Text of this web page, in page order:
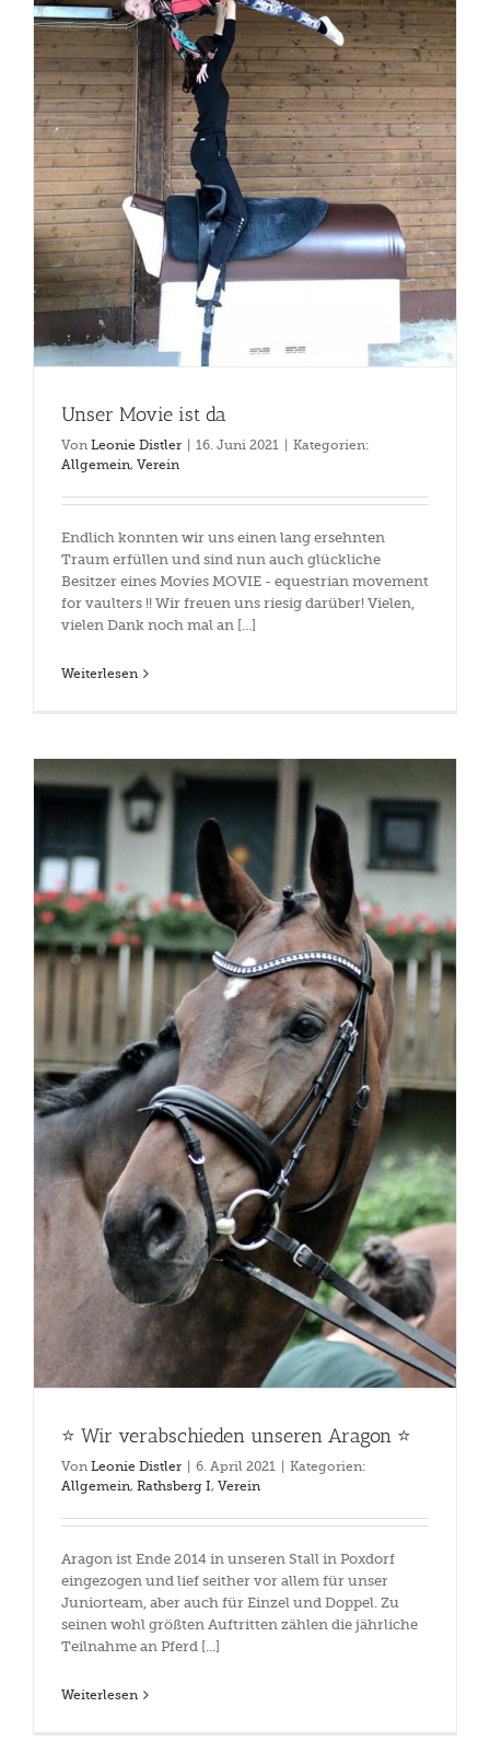
Unser Movie ist da
Von Leonie Distler | 16. Juni 2021 | Kategorien:
Allgemein, Verein
Endlich konnten wir uns einen lang ersehnten
Traum erfüllen und sind nun auch glückliche
Besitzer eines Movies MOVIE - equestrian movement
for vaulters !! Wir freuen uns riesig darüber! Vielen,
vielen Dank noch mal an [...]
Weiterlesen
⭐️ Wir verabschieden unseren Aragon ⭐️
Von Leonie Distler | 6. April 2021 | Kategorien:
Allgemein, Rathsberg I, Verein
Aragon ist Ende 2014 in unseren Stall in Poxdorf
eingezogen und lief seither vor allem für unser
Juniorteam, aber auch für Einzel und Doppel. Zu
seinen wohl größten Auftritten zählen die jährliche
Teilnahme an Pferd [...]
Weiterlesen